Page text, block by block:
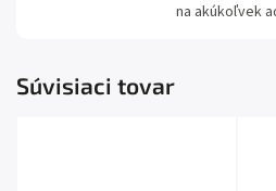
na akúkoľvek
Súvisiaci tovar